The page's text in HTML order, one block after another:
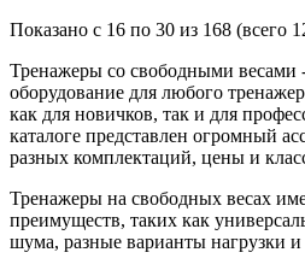
Показано с 16 по 30 из 168 (всего
Тренажеры со свободными весами -
оборудование для любого
как для новичков, так и для
каталоге представлен огромный
разных комплектаций, цены и
Тренажеры на свободных весах
преимуществ, таких как
шума, разные варианты нагрузки и